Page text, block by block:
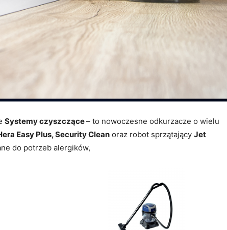
Systemy czyszczące– to nowoczesne odkurzacze o wielu
Easy Plus, Security Clean oraz robot sprzątający Jet
do potrzeb alergików,